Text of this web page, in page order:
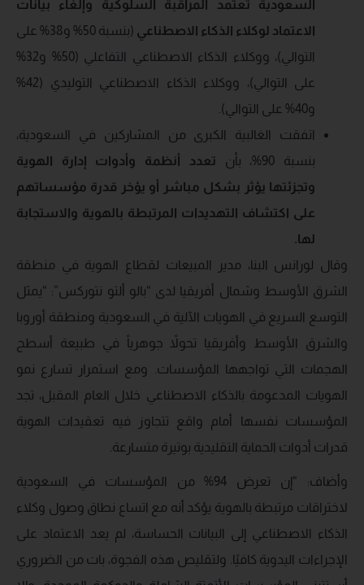
السعودية تعتمد المراقبة السلوكية وإلغاء بيانات
الاعتماد لوكلاء الذكاء الاصطناعي
(بنسبة 50% و38% على
التوالي)، ووكلاء الذكاء الاصطناعي التفاعلي (50% و32%
على التوالي)، ووكلاء الذكاء الاصطناعي التوليدي (42%
و40% على التوالي).
اتفقت الغالبية الكبرى من المشاركين في السعودية،
بنسبة 90%، بأن
تعدد أنظمة وأدوات إدارة الهوية
وتجزئتها يؤثر بشكل مباشر أو يؤخر قدرة مؤسساتهم
على اكتشاف التهديدات المرتبطة بالهوية والاستجابة
لها.
وقال لورانس البنا، مدير المبيعات لقطاع الهوية في منطقة
الشرق الأوسط وشمال أفريقيا لدى “بالو ألتو نتوركس”: “يمثل
التوسع السريع في الهويات الآلية في السعودية ومنطقة أوروبا
والشرق الأوسط وأفريقيا تحولاً جوهرياً في طبيعة أسطح
الهجمات التي تواجهها المؤسسات. ومع استمرار تسارع نمو
الهويات المدعومة بالذكاء الاصطناعي خلال العام المقبل، تجد
المؤسسات نفسها أمام واقع تتجاوز فيه تعقيدات الهوية
قدرات أدوات الحماية التقليدية بوتيرة متسارعة.
وأضاف: “إن تعرض 94% من المؤسسات في السعودية
لاختراقات مرتبطة بالهوية يؤكد أنه مع اتساع نطاق وصول وكلاء
الذكاء الاصطناعي إلى البيانات الحساسة، لم يعد الاعتماد على
الإجراءات اليدوية كافيًا. ولتقليص هذه الفجوة، بات من الضروري